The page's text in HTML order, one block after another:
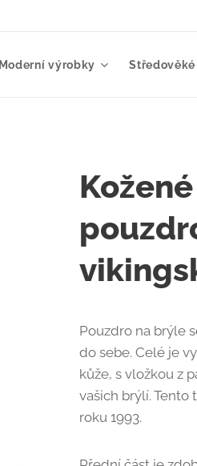
Moderní výrobky
Pouzdro na brýle
do sebe. Celé je
kůže, s vložkou z
vašich brýlí.
roku 1993.